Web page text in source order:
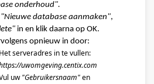
onderhoud".
"Nieuwe database aanmaken",
in en klik daarna op OK.
opnieuw in door:
uwomgeving.centix.com
uw "Gebruikersnaam"